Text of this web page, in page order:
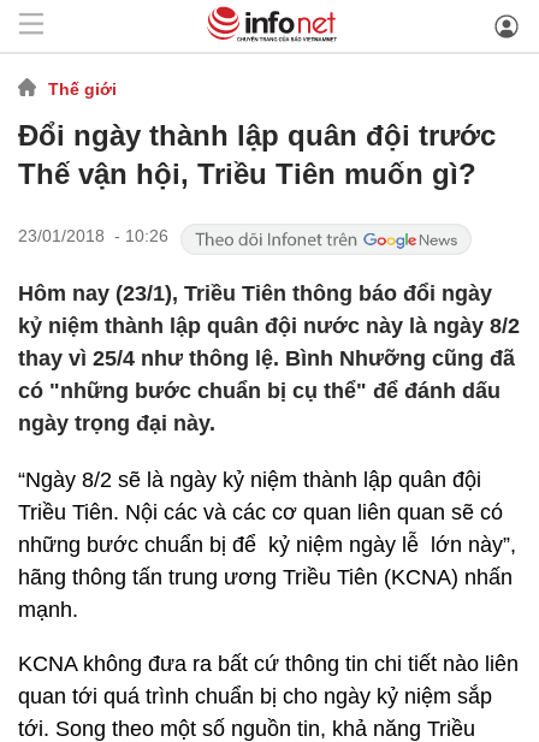
Thế giới
Đổi ngày thành lập quân đội trước
Thế vận hội, Triều Tiên muốn gì?
23/01/2018 - 10:26
Hôm nay (23/1), Triều Tiên thông báo đổi ngày
kỷ niệm thành lập quân đội nước này là ngày 8/2
thay vì 25/4 như thông lệ. Bình Nhưỡng cũng đã
có "những bước chuẩn bị cụ thể" để đánh dấu
ngày trọng đại này.
“Ngày 8/2 sẽ là ngày kỷ niệm thành lập quân đội
Triều Tiên. Nội các và các cơ quan liên quan sẽ có
những bước chuẩn bị để kỷ niệm ngày lễ lớn này”,
hãng thông tấn trung ương Triều Tiên (KCNA) nhấn
mạnh.
KCNA không đưa ra bất cứ thông tin chi tiết nào liên
quan tới quá trình chuẩn bị cho ngày kỷ niệm sắp
tới. Song theo một số nguồn tin, khả năng Triều